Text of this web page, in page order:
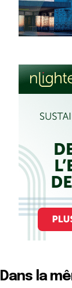
Dans la